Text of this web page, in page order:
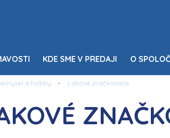
KDE SME V PREDAJI O
a hobby Lakové značkovače